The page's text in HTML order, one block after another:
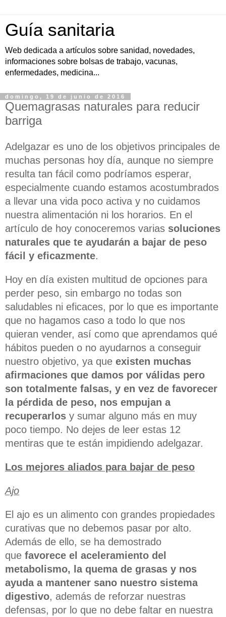
Guía sanitaria
Web dedicada a artículos sobre sanidad, novedades,
informaciones sobre bolsas de trabajo, vacunas,
enfermedades, medicina...
domingo, 19 de junio de 2016
Quemagrasas naturales para reducir
barriga
Adelgazar es uno de los objetivos principales de
muchas personas hoy día, aunque no siempre
resulta tan fácil como podríamos esperar,
especialmente cuando estamos acostumbrados
a llevar una vida poco activa y no cuidamos
nuestra alimentación ni los horarios. En el
artículo de hoy conoceremos varias soluciones
naturales que te ayudarán a bajar de peso
fácil y eficazmente.
Hoy en día existen multitud de opciones para
perder peso, sin embargo no todas son
saludables ni eficaces, por lo que es importante
que no hagamos caso a todo lo que nos
quieran vender, así como que aprendamos qué
hábitos pueden o no ayudarnos a conseguir
nuestro objetivo, ya que existen muchas
afirmaciones que damos por válidas pero
son totalmente falsas, y en vez de favorecer
la pérdida de peso, nos empujan a
recuperarlos y sumar alguno más en muy
poco tiempo. No dejes de leer estas 12
mentiras que te están impidiendo adelgazar.
Los mejores aliados para bajar de peso
Ajo
El ajo es un alimento con grandes propiedades
curativas que no debemos pasar por alto.
Además de ello, se ha demostrado
que favorece el aceleramiento del
metabolismo, la quema de grasas y nos
ayuda a mantener sano nuestro sistema
digestivo, además de reforzar nuestras
defensas, por lo que no debe faltar en nuestra